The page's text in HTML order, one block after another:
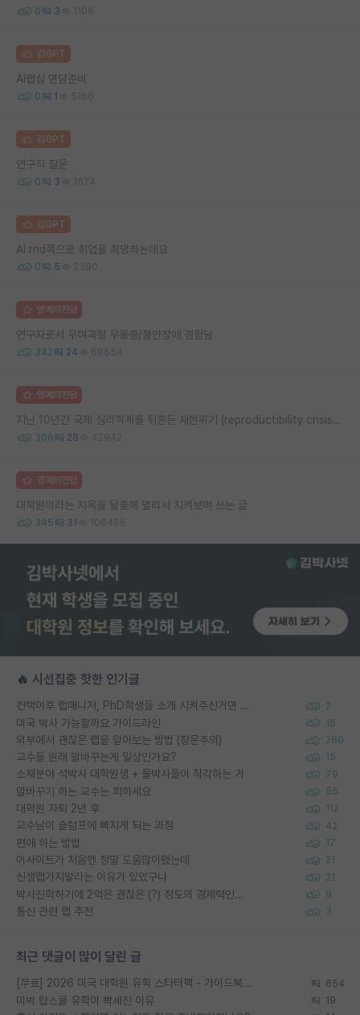
0 3 1106
김GPT
AI랩실 면담준비
0 1 5166
김GPT
연구직 질문
0 3 1674
김GPT
AI rnd쪽으로 취업을 희망하는데요
0 5 2390
명예의전당
연구자로서 우여곡절 우울증/불안장애 경험담
342 24 69654
명예의전당
지난 10년간 국제 심리학계를 뒤흔든 재현위기 (reproductibility crisis) 요약 (1편)
306 28 42942
명예의전당
대학원이라는 지옥을 탈출해 멀리서 지켜보며 쓰는 글
345 31 106466
🔥 시선집중 핫한 인기글
컨택이후 랩매니저, PhD학생들 소개 시켜주신거면 거의 컨펌에 가깝나요? 2
미국 박사 가능할까요 가이드라인 16
외부에서 괜찮은 랩을 알아보는 방법 (장문주의) 280
교수들 원래 말바꾸는게 일상인가요? 15
소재분야 석박사 대학원생 + 물박사들이 착각하는 거 79
말바꾸기 하는 교수는 피하세요 55
대학원 자퇴 2년 후 112
교수님이 슬럼프에 빠지게 되는 과정 42
편애 하는 방법 17
이사이트가 처음엔 정말 도움많이됐는데 21
신생랩가지말라는 이유가 있었구나 21
박사진학하기에 2억은 괜찮은 (?) 정도의 경제력인가요 9
통신 관련 랩 추천 3
최근 댓글이 많이 달린 글
[무료] 2026 미국 대학원 유학 스타터팩 - 가이드북 & 합격자 컨택메일 템플릿 654
미박 탑스쿨 유학이 빡세진 이유 19